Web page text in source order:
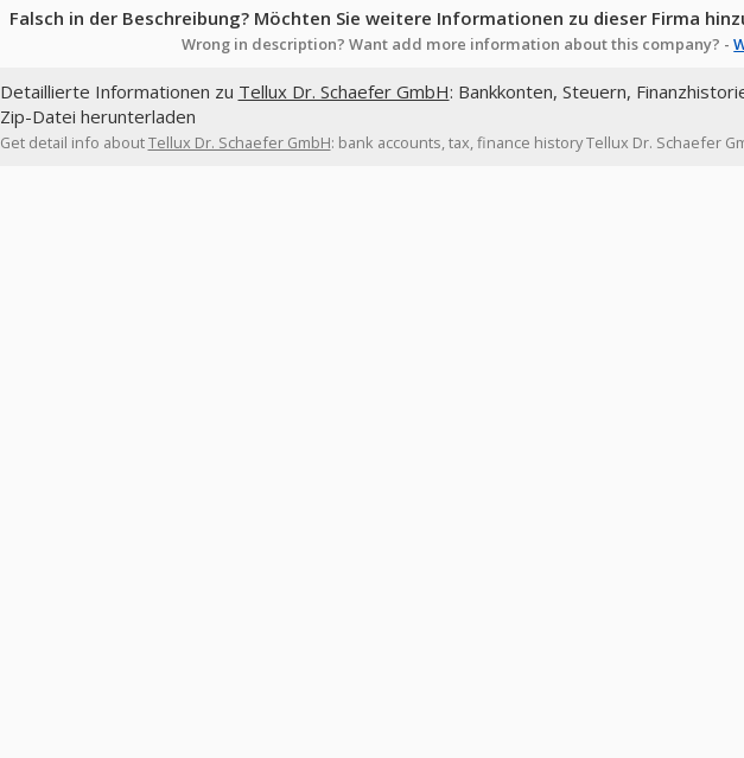
Falsch in der Beschreibung? Möchten Sie weitere Informationen zu dieser Firma
Wrong in description? Want add more information about this company? -
Detaillierte Informationen zu Tellux Dr. Schaefer GmbH: Bankkonten, Steuern,
Zip-Datei herunterladen
Get detail info aboutTellux Dr. Schaefer GmbH: bank accounts, tax, finance history Tellux Dr. Schaefer